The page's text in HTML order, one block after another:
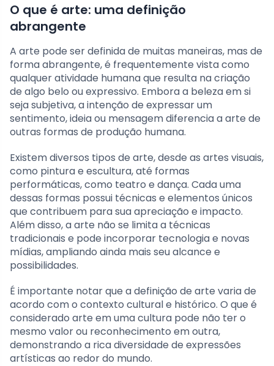
O que é arte: uma definição
abrangente
A arte pode ser definida de muitas maneiras, mas de
forma abrangente, é frequentemente vista como
qualquer atividade humana que resulta na criação
de algo belo ou expressivo. Embora a beleza em si
seja subjetiva, a intenção de expressar um
sentimento, ideia ou mensagem diferencia a arte de
outras formas de produção humana.
Existem diversos tipos de arte, desde as artes visuais,
como pintura e escultura, até formas
performáticas, como teatro e dança. Cada uma
dessas formas possui técnicas e elementos únicos
que contribuem para sua apreciação e impacto.
Além disso, a arte não se limita a técnicas
tradicionais e pode incorporar tecnologia e novas
mídias, ampliando ainda mais seu alcance e
possibilidades.
É importante notar que a definição de arte varia de
acordo com o contexto cultural e histórico. O que é
considerado arte em uma cultura pode não ter o
mesmo valor ou reconhecimento em outra,
demonstrando a rica diversidade de expressões
artísticas ao redor do mundo.